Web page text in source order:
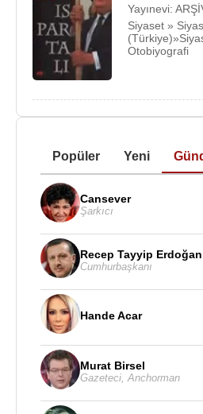
Yayınevi:
Siyaset »
Otobiyografi
Popüler Yeni
Cansever
Şarkıcı
Recep Tayyip Erdoğan
Cumhurbaşkanı
Hande Acar
Murat Birsel
Gazeteci Anchorman